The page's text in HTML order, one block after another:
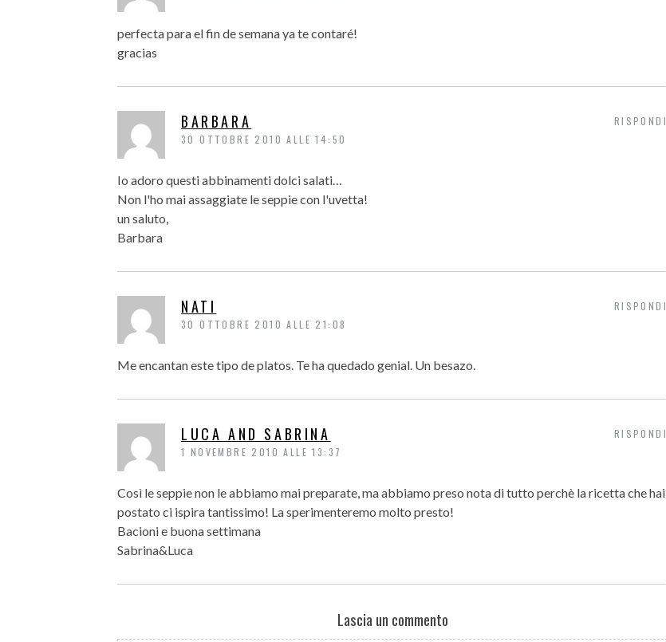
perfecta para el fin de semana ya te contaré!
gracias
BARBARA
30 OTTOBRE 2010 ALLE 14:50
Io adoro questi abbinamenti dolci salati…
Non l'ho mai assaggiate le seppie con l'uvetta!
un saluto,
Barbara
RISPONDI
NATI
30 OTTOBRE 2010 ALLE 21:08
Me encantan este tipo de platos. Te ha quedado genial. Un besazo.
RISPONDI
LUCA AND SABRINA
1 NOVEMBRE 2010 ALLE 13:37
Così le seppie non le abbiamo mai preparate, ma abbiamo preso nota di tutto perchè la ricetta che hai
postato ci ispira tantissimo! La sperimenteremo molto presto!
Bacioni e buona settimana
Sabrina&Luca
RISPONDI
Lascia un commento